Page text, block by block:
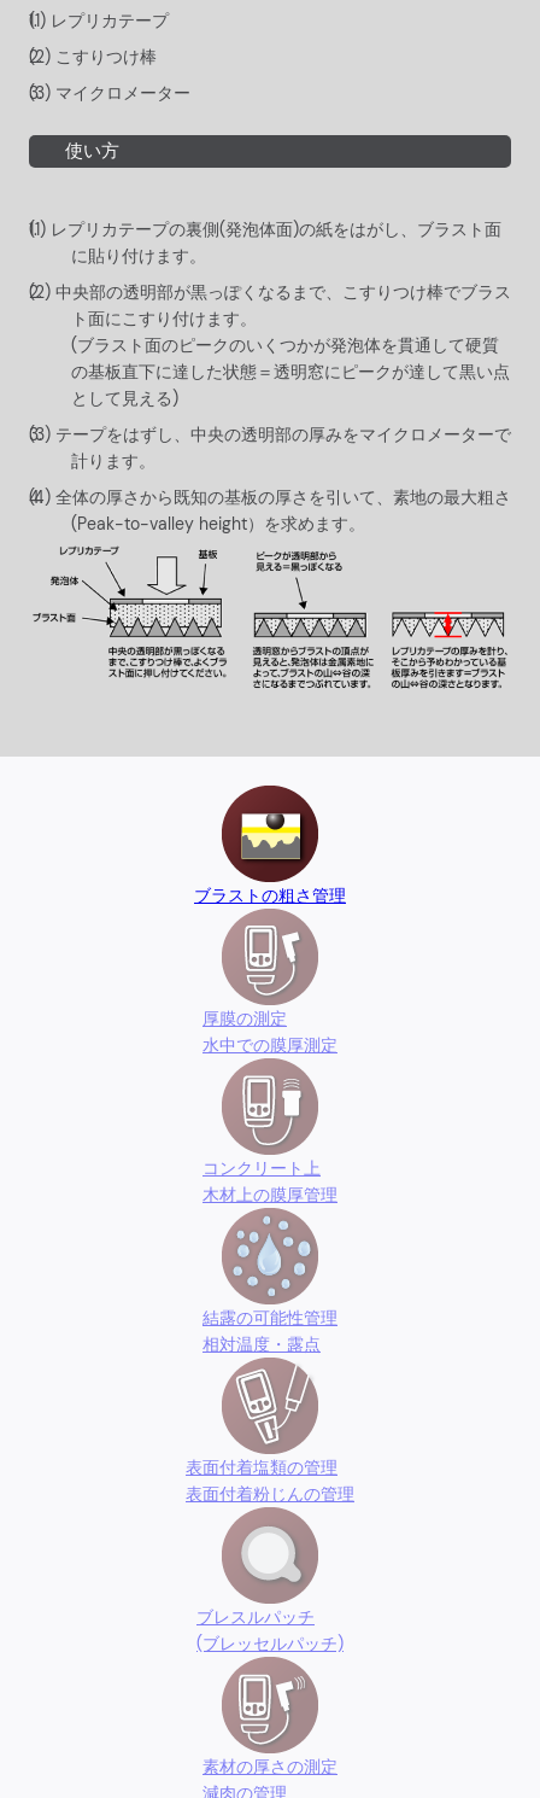
厚膜の測定
水中での膜厚測定
コンクリート上
木材上の膜厚管理
ブラストの粗さ管理
結露の可能性管理
相対温度・露点
表面付着塩類の管理
表面付着粉じんの管理
ブレスルパッチ
(ブレッセルパッチ)
素材の厚さの測定
減肉の管理
レプリカテープ
こすりつけ棒
マイクロメーター
使い方
レプリカテープの裏側(発泡体面)の紙をはがし、ブラスト面
に貼り付けます。
中央部の透明部が黒っぽくなるまで、こすりつけ棒でブラス
ト面にこすり付けます。
(ブラスト面のピークのいくつかが発泡体を貫通して硬質
の基板直下に達した状態＝透明窓にピークが達して黒い点
として見える)
テープをはずし、中央の透明部の厚みをマイクロメーターで
計ります。
全体の厚さから既知の基板の厚さを引いて、素地の最大粗さ
(Peak-to-valley height）を求めます。